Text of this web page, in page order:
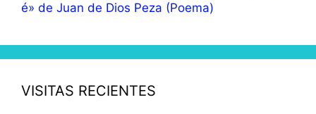
é» de Juan de Dios Peza (Poema)
VISITAS RECIENTES